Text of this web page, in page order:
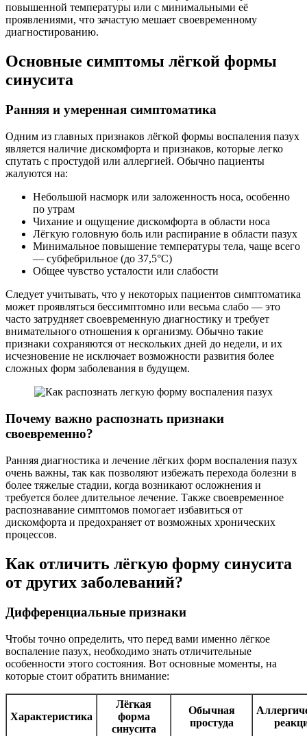
повышенной температуры или с минимальными её
проявлениями, что зачастую мешает своевременному
диагностированию.
Основные симптомы лёгкой формы
синусита
Ранняя и умеренная симптоматика
Одним из главных признаков лёгкой формы воспаления пазух
является наличие дискомфорта и признаков, которые легко
спутать с простудой или аллергией. Обычно пациенты
жалуются на:
Небольшой насморк или заложенность носа, особенно
по утрам
Чихание и ощущение дискомфорта в области носа
Лёгкую головную боль или распирание в области пазух
Минимальное повышение температуры тела, чаще всего
— субфебрильное (до 37,5°C)
Общее чувство усталости или слабости
Следует учитывать, что у некоторых пациентов симптоматика
может проявляться бессимптомно или весьма слабо — это
часто затрудняет своевременную диагностику и требует
внимательного отношения к организму. Обычно такие
признаки сохраняются от нескольких дней до недели, и их
исчезновение не исключает возможности развития более
сложных форм заболевания в будущем.
Почему важно распознать признаки
своевременно?
Ранняя диагностика и лечение лёгких форм воспаления пазух
очень важны, так как позволяют избежать перехода болезни в
более тяжелые стадии, когда возникают осложнения и
требуется более длительное лечение. Также своевременное
распознавание симптомов помогает избавиться от
дискомфорта и предохраняет от возможных хронических
процессов.
Как отличить лёгкую форму синусита
от других заболеваний?
Дифференциальные признаки
Чтобы точно определить, что перед вами именно лёгкое
воспаление пазух, необходимо знать отличительные
особенности этого состояния. Вот основные моменты, на
которые стоит обратить внимание:
Характеристика
Лёгкая
форма
синусита
Обычная
простуда